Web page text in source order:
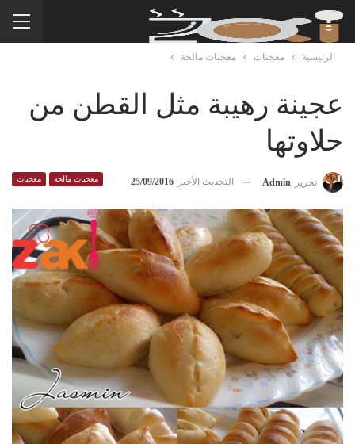
الرئيسية معجنات معجنات مالحة
عجينة رهيبة مثل القطن من
حلاوتها
معجنات مالحة معجنات تحرير Admin التحديث الأخير 25/09/2016